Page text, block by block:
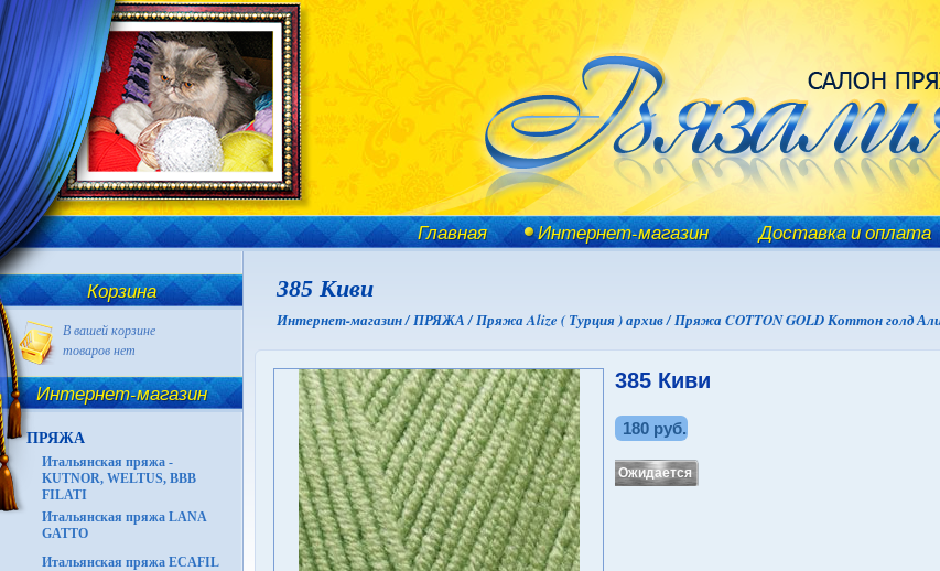
Главная Интернет-магазин Доставка и оплата
Корзина
В вашей корзине
товаров нет
Интернет-магазин
ПРЯЖА
Итальянская пряжа -
KUTNOR, WELTUS, BBB
FILATI
Итальянская пряжа LANA
GATTO
Итальянская пряжа ECAFIL
385 Киви
Интернет-магазин /ПРЯЖА /Пряжа Alize ( Турция ) архив /Пряжа COTTON GOLD Коттон голд
385 Киви
180 руб.
Ожидается